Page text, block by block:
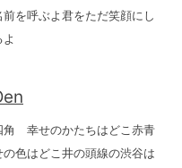
を呼ぶよ君をただ笑顔にし
幸せのかたちはどこ赤青
色はどこ井の頭線の渋谷は